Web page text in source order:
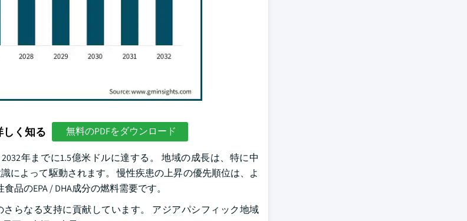
しく知る 無料のPDFをダウンロード
年までに1.5億米ドルに達する。 地域の成長は、特に中
によって駆動されます。 慢性疾患の上昇の優先順位は、よ
のEPA / DHA成分の燃料需要です。
らなる支持に貢献しています。 アジアパシフィック地域